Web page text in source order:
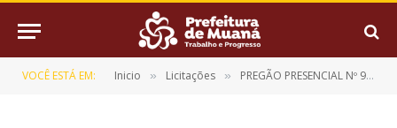
VOCÊ ESTÁ EM: Inicio » Licitações » PREGÃO PRESENCIAL Nº 9/2017-020-SRP